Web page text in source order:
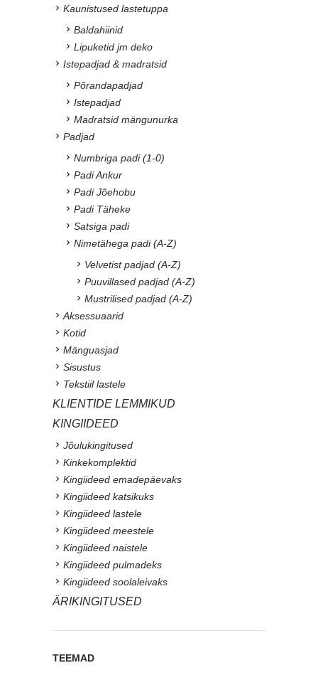
Kaunistused lastetuppa
Baldahiinid
Lipuketid jm deko
Istepadjad & madratsid
Põrandapadjad
Istepadjad
Madratsid mängunurka
Padjad
Numbriga padi (1-0)
Padi Ankur
Padi Jõehobu
Padi Täheke
Satsiga padi
Nimetähega padi (A-Z)
Velvetist padjad (A-Z)
Puuvillased padjad (A-Z)
Mustrilised padjad (A-Z)
Aksessuaarid
Kotid
Mänguasjad
Sisustus
Tekstiil lastele
KLIENTIDE LEMMIKUD
KINGIIDEED
Jõulukingitused
Kinkekomplektid
Kingiideed emadepäevaks
Kingiideed katsikuks
Kingiideed lastele
Kingiideed meestele
Kingiideed naistele
Kingiideed pulmadeks
Kingiideed soolaleivaks
ÄRIKINGITUSED
TEEMAD